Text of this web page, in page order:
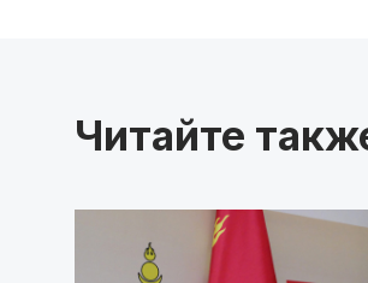
Читайте